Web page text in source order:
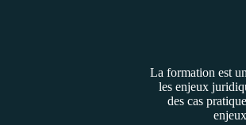
La formation est
les enjeux
des cas